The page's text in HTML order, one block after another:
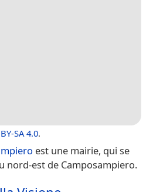
SA 4.0.
est une mairie, qui se
nord-est de Camposampiero.